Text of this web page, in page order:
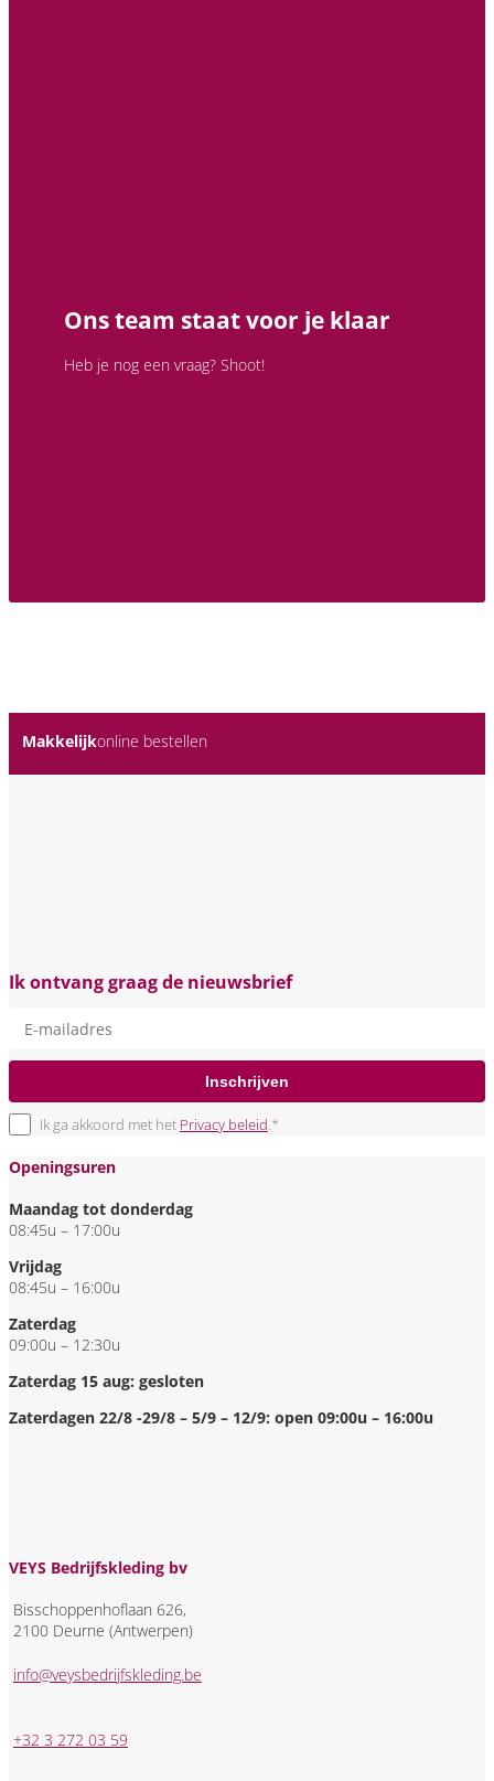
Ons team staat voor je klaar
Heb je nog een vraag? Shoot!
Makkelijkonline bestellen
Ik ontvang graag de nieuwsbrief
Inschrijven
Ik ga akkoord met het Privacy beleid.*
Openingsuren
Maandag tot donderdag
08:45u – 17:00u
Vrijdag
08:45u – 16:00u
Zaterdag
09:00u – 12:30u
Zaterdag 15 aug: gesloten
Zaterdagen 22/8 -29/8 – 5/9 – 12/9: open 09:00u – 16:00u
VEYS Bedrijfskleding bv
Bisschoppenhoflaan 626,
2100 Deurne (Antwerpen)
info@veysbedrijfskleding.be
+32 3 272 03 59